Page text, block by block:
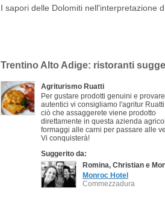
I sapori delle Dolomiti nell'interpretazione
Trentino Alto Adige: ristoranti
Agriturismo Ruatti
Per gustare prodotti genuini e
autentici vi consigliamo l'agritur
ciò che assaggerete viene prodotto
direttamente in questa azienda
formaggi alle carni per passare alle
Vi conquisterà!
Suggerito da:
Romina, Christian e
Monroc Hotel
Commezzadura